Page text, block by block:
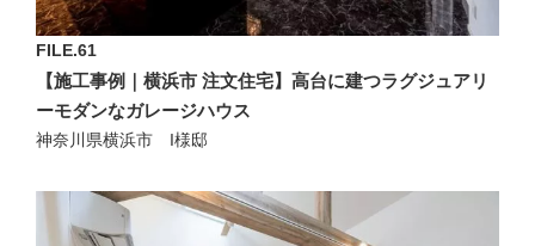
FILE.61
【施工事例｜横浜市 注文住宅】高台に建つラグジュアリ
ーモダンなガレージハウス
神奈川県横浜市 I様邸